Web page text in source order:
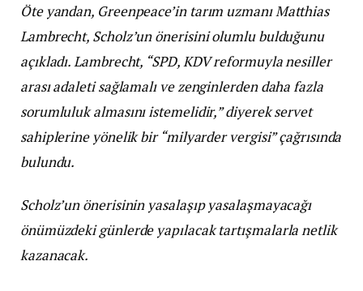
Öte yandan, Greenpeace’in tarım uzmanı Matthias
Lambrecht, Scholz’un önerisini olumlu bulduğunu
açıkladı. Lambrecht, “SPD, KDV reformuyla nesiller
arası adaleti sağlamalı ve zenginlerden daha fazla
sorumluluk almasını istemelidir,” diyerek servet
sahiplerine yönelik bir “milyarder vergisi” çağrısında
bulundu.
Scholz’un önerisinin yasalaşıp yasalaşmayacağı
önümüzdeki günlerde yapılacak tartışmalarla netlik
kazanacak.